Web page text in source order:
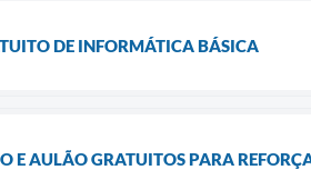
DE INFORMÁTICA BÁSICA
E AULÃO GRATUITOS PARA